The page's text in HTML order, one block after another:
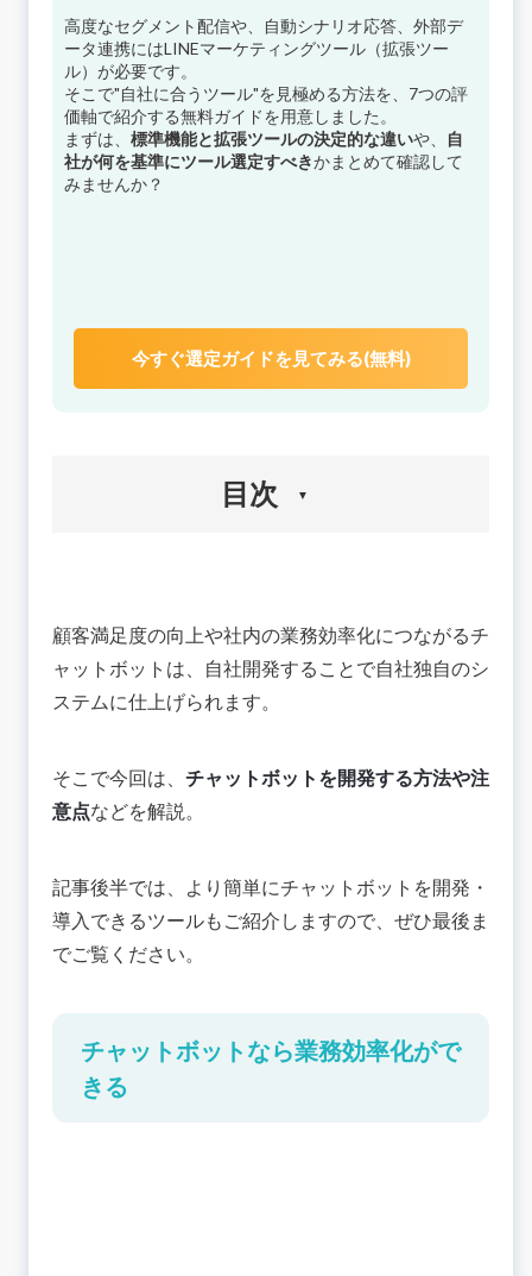
高度なセグメント配信や、自動シナリオ応答、外部デ
ータ連携にはLINEマーケティングツール（拡張ツー
ル）が必要です。
そこで"自社に合うツール"を見極める方法を、7つの評
価軸で紹介する無料ガイドを用意しました。
まずは、 標準機能と拡張ツールの決定的な違いや、
自
社が何を基準にツール選定すべきかまとめて確認して
みませんか？
今すぐ選定ガイドを見てみる(無料)
目次
チャットボットの導入で期待できること
チャットボット開発前に準備・確認すべきこと
開発目的の明確化
運用体制の構築
チャットボットを自社で開発する方法
開発フレームワーク（オープンソース）を活用す
る
自社でチャットボットを開発する場合の注意点
導入後のメンテナンスが大変
チャットボット開発ツールなら導入が簡単！
顧客満足度の向上や社内の業務効率化につながるチ
ャットボットは、自社開発することで自社独自のシ
ステムに仕上げられます。
そこで今回は、 チャットボットを開発する方法や注
意点などを解説。
記事後半では、より簡単にチャットボットを開発・
導入できるツールもご紹介しますので、ぜひ最後ま
でご覧ください。
チャットボットなら業務効率化がで
きる